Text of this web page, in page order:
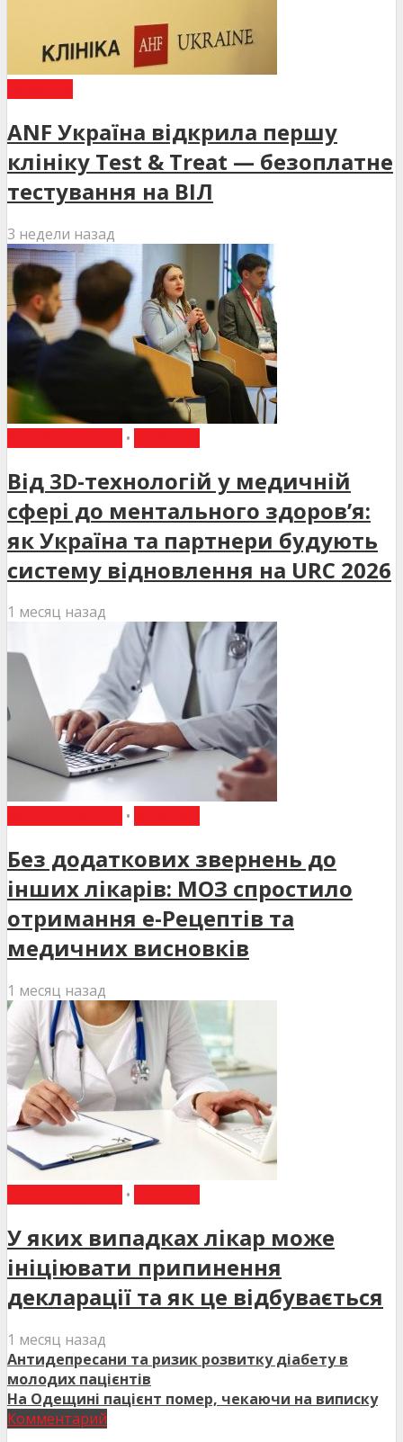
ANF Україна відкрила першу
клініку Test & Treat — безоплатне
тестування на ВІЛ
3 недели назад
•
Від 3D-технологій у медичній
сфері до ментального здоров’я:
як Україна та партнери будують
систему відновлення на URC 2026
1 месяц назад
•
Без додаткових звернень до
інших лікарів: МОЗ спростило
отримання е-Рецептів та
медичних висновків
1 месяц назад
•
У яких випадках лікар може
ініціювати припинення
декларації та як це відбувається
1 месяц назад
Антидепресани та ризик розвитку діабету в
молодих пацієнтів
На Одещині пацієнт помер, чекаючи на виписку
Комментарий